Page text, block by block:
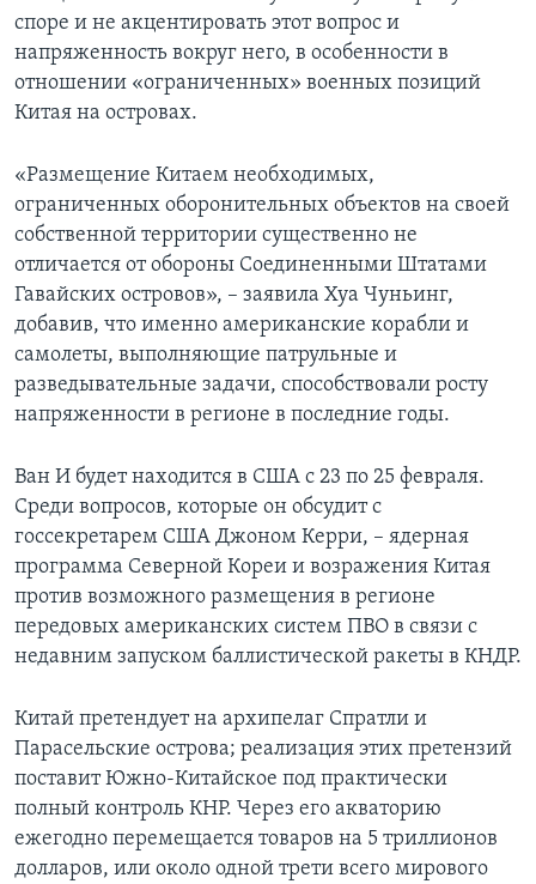
споре и не акцентировать этот вопрос и
напряженность вокруг него, в особенности в
отношении «ограниченных» военных позиций
Китая на островах.
«Размещение Китаем необходимых,
ограниченных оборонительных объектов на своей
собственной территории существенно не
отличается от обороны Соединенными Штатами
Гавайских островов», – заявила Хуа Чуньинг,
добавив, что именно американские корабли и
самолеты, выполняющие патрульные и
разведывательные задачи, способствовали росту
напряженности в регионе в последние годы.
Ван И будет находится в США с 23 по 25 февраля.
Среди вопросов, которые он обсудит с
госсекретарем США Джоном Керри, – ядерная
программа Северной Кореи и возражения Китая
против возможного размещения в регионе
передовых американских систем ПВО в связи с
недавним запуском баллистической ракеты в КНДР.
Китай претендует на архипелаг Спратли и
Парасельские острова; реализация этих претензий
поставит Южно-Китайское под практически
полный контроль КНР. Через его акваторию
ежегодно перемещается товаров на 5 триллионов
долларов, или около одной трети всего мирового